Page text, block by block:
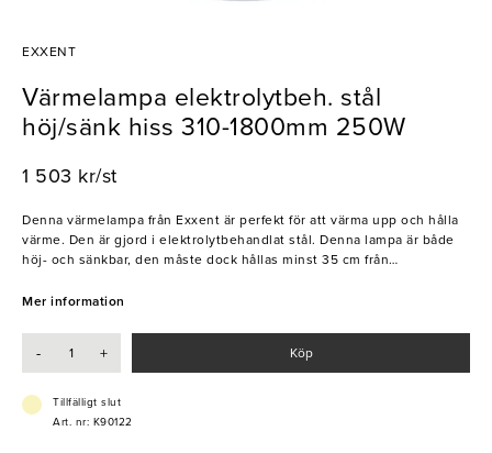
EXXENT
Värmelampa elektrolytbeh. stål
höj/sänk hiss 310-1800mm 250W
1 503 kr/st
Denna värmelampa från Exxent är perfekt för att värma upp och hålla
värme. Den är gjord i elektrolytbehandlat stål. Denna lampa är både
höj- och sänkbar, den måste dock hållas minst 35 cm från
en diameter på 228 mm och är 215 mm hög.
- Värmer upp och håller värme
Mer information
- + Köp
Tillfälligt slut
Art. nr: K90122